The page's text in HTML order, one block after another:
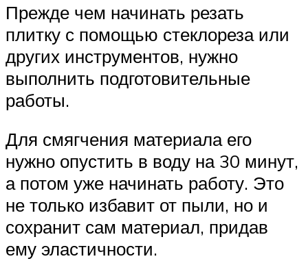
Прежде чем начинать резать
плитку с помощью стеклореза или
других инструментов, нужно
выполнить подготовительные
работы.
Для смягчения материала его
нужно опустить в воду на 30 минут,
а потом уже начинать работу. Это
не только избавит от пыли, но и
сохранит сам материал, придав
ему эластичности.